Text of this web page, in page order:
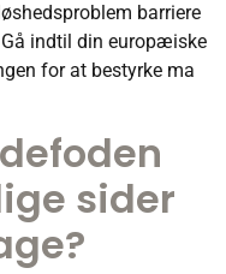
barriere
indtil din europæiske
for at bestyrke ma
sider